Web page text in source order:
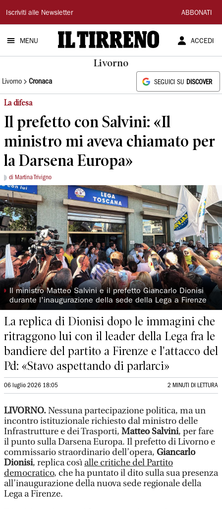
Il
Tirreno
Iscriviti alle Newsletter ABBONATI
MENU ACCEDI
Livorno
Livorno Cronaca SEGUICI SU DISCOVER
La difesa
Il prefetto con Salvini: «Il
ministro mi aveva chiamato per
la Darsena Europa»
di Martina Trivigno
◗ Il ministro Matteo Salvini e il prefetto Giancarlo Dionisi
durante l'inaugurazione della sede della Lega a Firenze
La replica di Dionisi dopo le immagini che
ritraggono lui con il leader della Lega fra le
bandiere del partito a Firenze e l'attacco del
Pd: «Stavo aspettando di parlarci»
06 luglio 2026 18:05 2 MINUTI DI LETTURA
LIVORNO.Nessuna partecipazione politica, ma un
incontro istituzionale richiesto dal ministro delle
Infrastrutture e dei Trasporti, Matteo Salvini, per fare
il punto sulla Darsena Europa. Il prefetto di Livorno e
commissario straordinario dell’opera, Giancarlo
Dionisi, replica così alle critiche del Partito
democratico, che ha puntato il dito sulla sua presenza
all’inaugurazione della nuova sede regionale della
Lega a Firenze.